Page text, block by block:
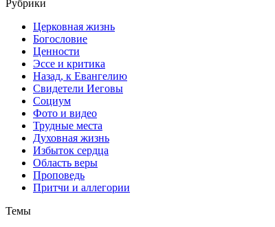
Рубрики
Церковная жизнь
Богословие
Ценности
Эссе и критика
Назад, к Евангелию
Свидетели Иеговы
Социум
Фото и видео
Трудные места
Духовная жизнь
Избыток сердца
Область веры
Проповедь
Притчи и аллегории
Темы